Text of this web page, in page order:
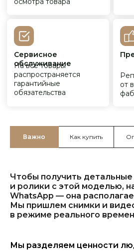
Важно Как купить
Чтобы получить
и ролики с этой моделью,
WhatsApp — она
Мы пришлем снимки и
в режиме реального
Мы разделяем ценности